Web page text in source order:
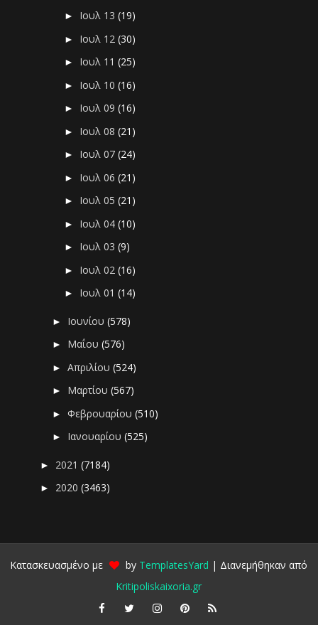
► Ιουλ 13(19)
► Ιουλ 12(30)
► Ιουλ 11(25)
► Ιουλ 10(16)
► Ιουλ 09(16)
► Ιουλ 08(21)
► Ιουλ 07(24)
► Ιουλ 06(21)
► Ιουλ 05(21)
► Ιουλ 04(10)
► Ιουλ 03(9)
► Ιουλ 02(16)
► Ιουλ 01(14)
► Ιουνίου(578)
► Μαΐου(576)
►Απριλίου(524)
► Μαρτίου(567)
►Φεβρουαρίου(510)
► Ιανουαρίου(525)
► 2021(7184)
► 2020(3463)
Κατασκευασμένο με by TemplatesYard | Διανεμήθηκαν από
Kritipoliskaixoria.gr